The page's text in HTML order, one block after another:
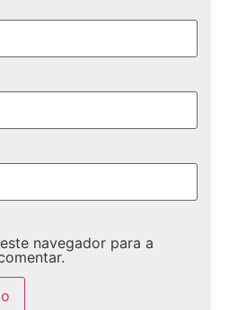
navegador para a